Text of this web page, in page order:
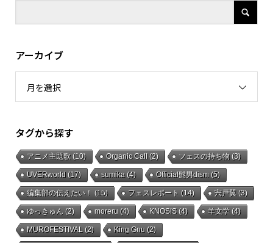
アーカイブ
月を選択
タグから探す
アニメ主題歌(10) Organic Call(2) フェスの持ち物(3)
UVERworld(17) sumika(4) Official髭男dism(5)
編集部の伝えたい！ (15) フェスレポート (14) 宍戸翼(3)
ゆっきゅん(2) moreru(4) KNOSIS(4) 羊文学(4)
MUROFESTIVAL(2) King Gnu(2)